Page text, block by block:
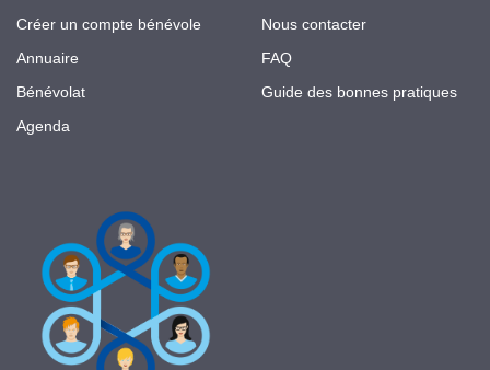
Créer un compte bénévole
Annuaire
Bénévolat
Agenda
Nous contacter
FAQ
Guide des bonnes pratiques